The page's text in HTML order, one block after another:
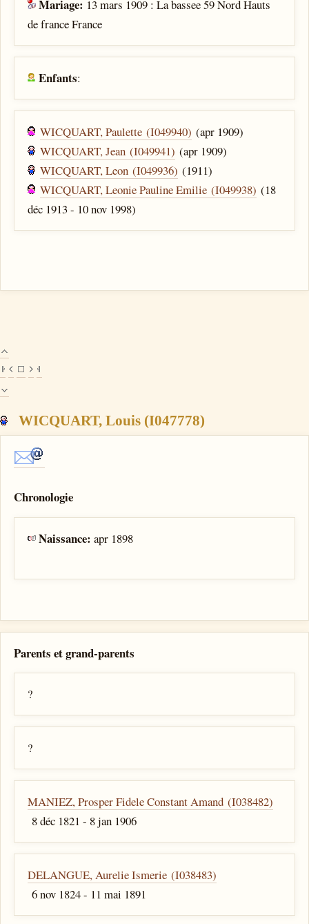
Mariage: 13 mars 1909 : La bassee 59 Nord Hauts
de france France
Enfants:
WICQUART, Paulette (I049940) (apr 1909)
WICQUART, Jean (I049941) (apr 1909)
WICQUART, Leon (I049936) (1911)
WICQUART, Leonie Pauline Emilie (I049938) (18
déc 1913 - 10 nov 1998)
WICQUART, Louis (I047778)
Chronologie
Naissance:apr 1898
Parents et grand-parents
?
?
MANIEZ, Prosper Fidele Constant Amand (I038482)
8 déc 1821 - 8 jan 1906
DELANGUE, Aurelie Ismerie (I038483)
6 nov 1824 - 11 mai 1891